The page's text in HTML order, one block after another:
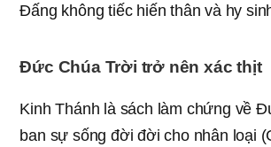
Đấng không tiếc hiến thân và hy
Đức Chúa Trời trở nên xác thịt
Kinh Thánh là sách làm chứng về
ban sự sống đời đời cho nhân loại